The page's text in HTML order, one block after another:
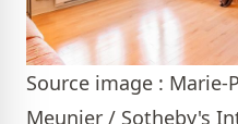
Source image : Marie-
Meunier / Sotheby's